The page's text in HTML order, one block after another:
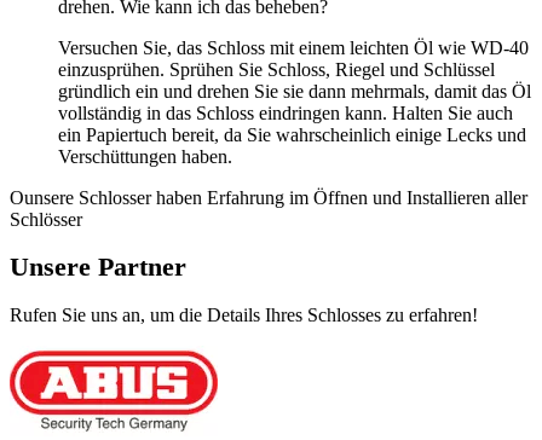
drehen. Wie kann ich das beheben?
Versuchen Sie, das Schloss mit einem leichten Öl wie WD-40
einzusprühen. Sprühen Sie Schloss, Riegel und Schlüssel
gründlich ein und drehen Sie sie dann mehrmals, damit das Öl
vollständig in das Schloss eindringen kann. Halten Sie auch
ein Papiertuch bereit, da Sie wahrscheinlich einige Lecks und
Verschüttungen haben.
Ounsere Schlosser haben Erfahrung im Öffnen und Installieren aller
Schlösser
Unsere Partner
Rufen Sie uns an, um die Details Ihres Schlosses zu erfahren!